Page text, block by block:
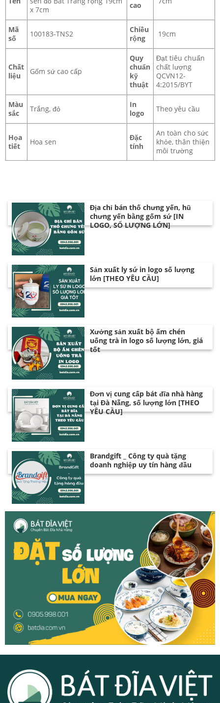
Đơn vị cung cấp bát phở số lượng lớn
x 7cm
cao
Mã
số
100183-TNS2
Chiều
rộng
19cm
Chất
liệu
Gốm sứ cao cấp
Quy
chuẩn
kỹ
thuật
Đạt tiêu chuẩn
chất lượng
QCVN12-
4:2015/BYT
Màu
sắc
Trắng, đỏ
In
logo
Theo yêu cầu
Họa
tiết
Hoa sen
Đặc
tính
An toàn cho sức
khỏe, thân thiện
môi trường
Địa chỉ bán thố chưng yến, hũ
chưng yến bằng gốm sứ [IN
LOGO, SỐ LƯỢNG LỚN]
Sản xuất ly sứ in logo số lượng
lớn [THEO YÊU CẦU]
Xưởng sản xuất bộ ấm chén
uống trà in logo số lượng lớn, giá
tốt
Đơn vị cung cấp bát đĩa nhà hàng
tại Đà Nẵng, số lượng lớn [THEO
YÊU CẦU]
Brandgift _ Công ty quà tặng
doanh nghiệp uy tín hàng đầu